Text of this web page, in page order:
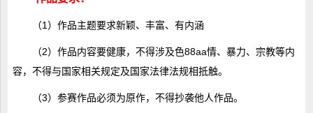
（1）作品主题要求新颖、丰富、有内涵
（2）作品内容要健康，不得涉及色88aa情、暴力、宗教等内
容，不得与国家相关规定及国家法律法规相抵触。
（3）参赛作品必须为原作，不得抄袭他人作品。